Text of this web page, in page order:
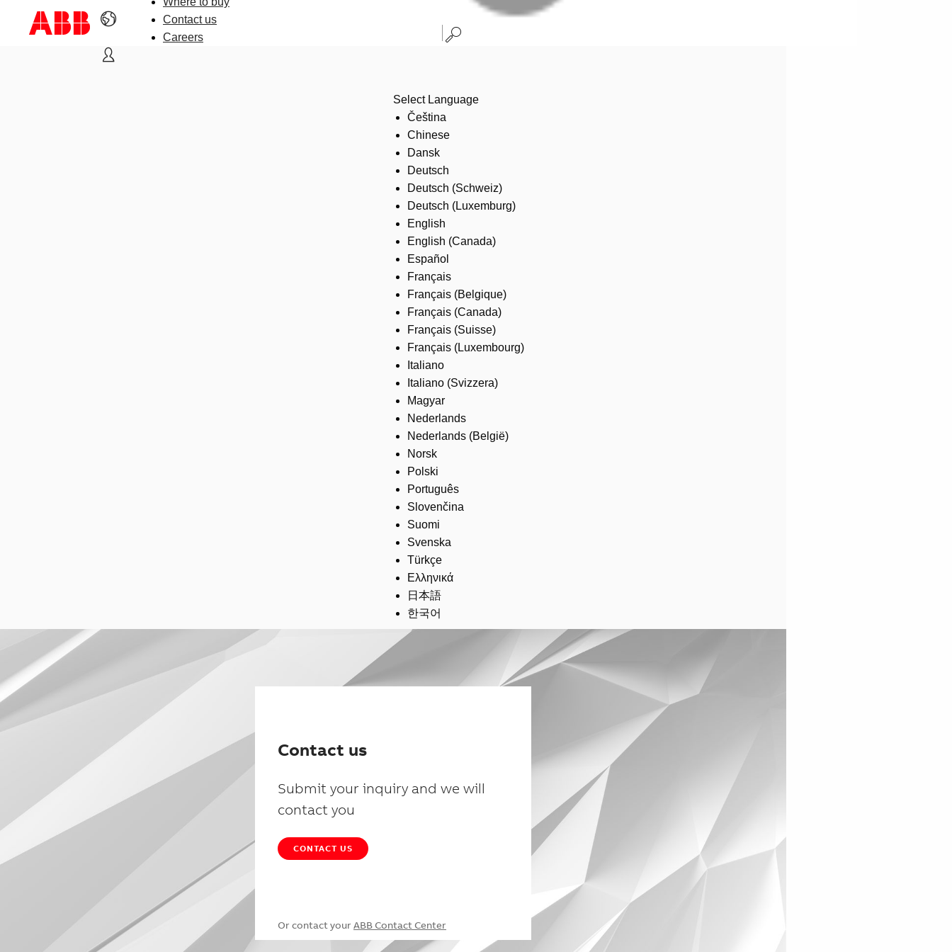
Contact us
Careers
Select Language
Čeština
Chinese
Dansk
Deutsch
Deutsch (Schweiz)
Deutsch (Luxemburg)
English
English (Canada)
Español
Français
Français (Belgique)
Français (Canada)
Français (Suisse)
Français (Luxembourg)
Italiano
Italiano (Svizzera)
Magyar
Nederlands
Nederlands (België)
Norsk
Polski
Português
Slovenčina
Suomi
Svenska
Türkçe
Ελληνικά
日本語
한국어
Contact us
Submit your inquiry and we will
contact you
CONTACT US
Or contact your ABB Contact Center